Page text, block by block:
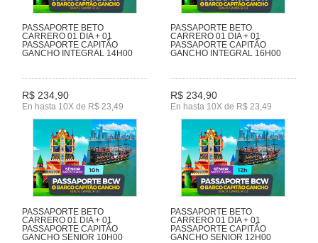
PASSAPORTE BETO
CARRERO 01 DIA + 01
PASSAPORTE CAPITÃO
GANCHO INTEGRAL 14H00
R$ 234,90
En hasta 10X de R$ 23,49
PASSAPORTE BETO
CARRERO 01 DIA + 01
PASSAPORTE CAPITÃO
GANCHO INTEGRAL 16H00
R$ 234,90
En hasta 10X de R$ 23,49
PASSAPORTE BETO
CARRERO 01 DIA + 01
PASSAPORTE CAPITÃO
GANCHO SENIOR 10H00
PASSAPORTE BETO
CARRERO 01 DIA + 01
PASSAPORTE CAPITÃO
GANCHO SENIOR 12H00